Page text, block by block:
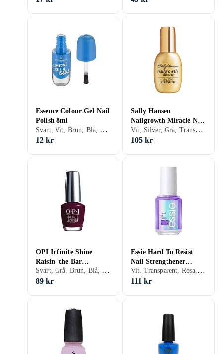
Essence Colour Gel Nail
Polish 8ml
Svart, Vit, Brun, Blå, Röd, Gul, Orange, Guld, Grön, Rosa, Lila, Glitter, Gel, Nagellack, Hybridnagellack, Snabbtorkning
12 kr
Sally Hansen
Nailgrowth Miracle Nail
Strengthener 13,3ml Vit, Silver, Grå, Transparent, Rosa, Lila, Krackelerande, Nagellack, Nagelförstärkare
105 kr
OPI Infinite Shine
Raisin' the Bar
Nagellack 15ml
Svart, Grå, Brun, Blå, Röd, Gul, Orange, Guld, Grön, Beige, Rosa, Lila, Gel, Hybridnagellack
89 kr
Essie Hard To Resist
Nail Strengthener
13.5ml
Vit, Transparent, Rosa, Lila, Nagelförstärkare
111 kr